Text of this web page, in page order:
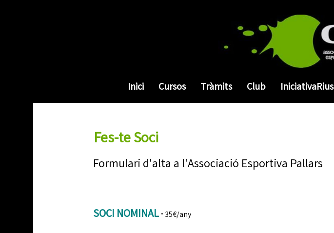
Inici Cursos Tràmits Club IniciativaRius
Fes-te Soci
Formulari d'alta a l'Associació Esportiva Pallars
SOCI NOMINAL· 35€/any